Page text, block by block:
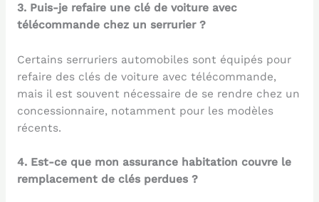
3. Puis-je refaire une clé de voiture avec
télécommande chez un serrurier ?
Certains serruriers automobiles sont équipés pour
refaire des clés de voiture avec télécommande,
mais il est souvent nécessaire de se rendre chez un
concessionnaire, notamment pour les modèles
récents.
4. Est-ce que mon assurance habitation couvre le
remplacement de clés perdues ?